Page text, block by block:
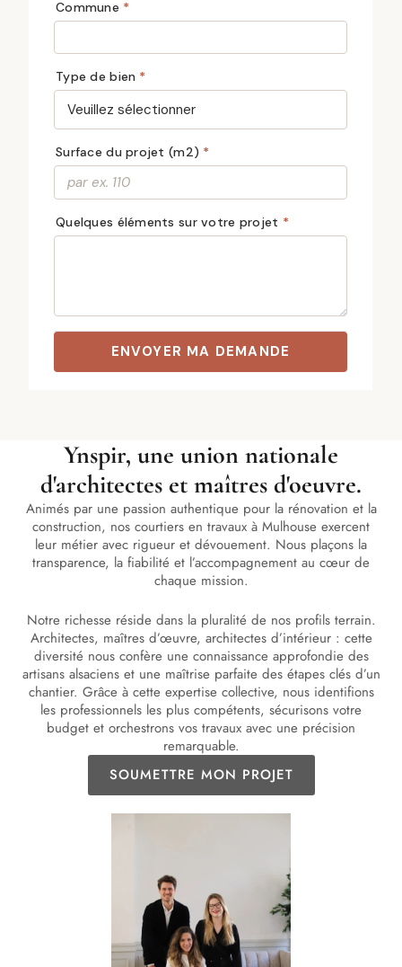
Ynspir, une union nationale
d'architectes et maîtres d'oeuvre.
Animés par une passion authentique pour la rénovation et la
construction, nos courtiers en travaux à Mulhouse exercent
leur métier avec rigueur et dévouement. Nous plaçons la
transparence, la fiabilité et l’accompagnement au cœur de
chaque mission.
Notre richesse réside dans la pluralité de nos profils terrain.
Architectes, maîtres d’œuvre, architectes d’intérieur : cette
diversité nous confère une connaissance approfondie des
artisans alsaciens et une maîtrise parfaite des étapes clés d’un
chantier. Grâce à cette expertise collective, nous identifions
les professionnels les plus compétents, sécurisons votre
budget et orchestrons vos travaux avec une précision
remarquable.
SOUMETTRE MON PROJET